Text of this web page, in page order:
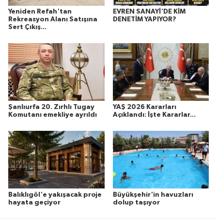
Yeniden Refah'tan
Rekreasyon Alanı Satışına
Sert Çıkış...
EVREN SANAYİ'DE KİM
DENETİM YAPIYOR?
Şanlıurfa 20. Zırhlı Tugay
Komutanı emekliye ayrıldı
YAŞ 2026 Kararları
Açıklandı: İşte Kararlar...
Balıklıgöl'e yakışacak proje
hayata geçiyor
Büyükşehir'in havuzları
dolup taşıyor